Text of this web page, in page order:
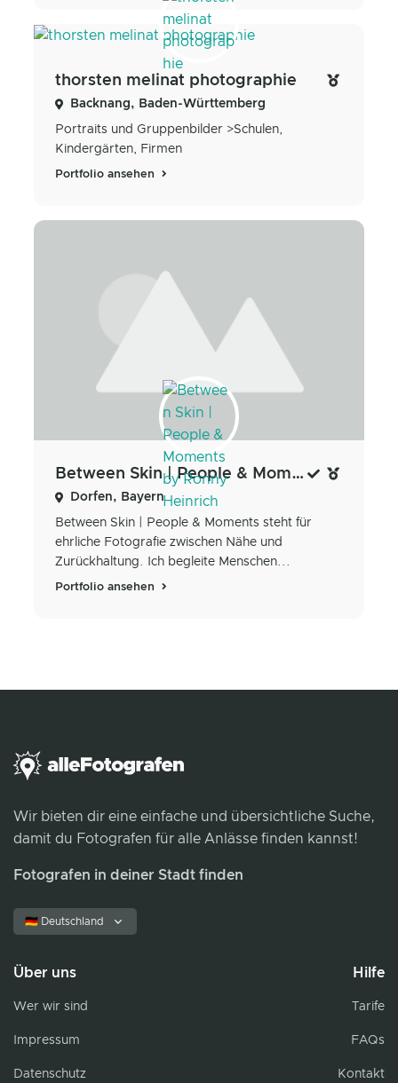
thorsten melinat photographie
Backnang, Baden-Württemberg
Portraits und Gruppenbilder >Schulen,
Kindergärten, Firmen
Portfolio ansehen
Between Skin | People & Moments by Ronny Heinrich
Dorfen, Bayern
Between Skin | People & Moments steht für
ehrliche Fotografie zwischen Nähe und
Zurückhaltung. Ich begleite Menschen...
Portfolio ansehen
Wir bieten dir eine einfache und übersichtliche Suche,
damit du Fotografen für alle Anlässe finden kannst!
Fotografen in deiner Stadt finden
🇩🇪 Deutschland
Über uns
Wer wir sind
Impressum
Datenschutz
Hilfe
Tarife
FAQs
Kontakt